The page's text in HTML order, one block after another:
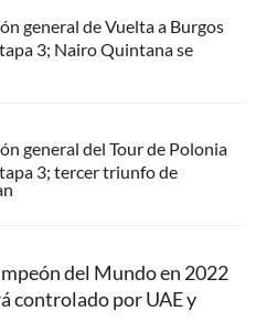
general de Vuelta a Burgos
3; Nairo Quintana se
general del Tour de Polonia
3; tercer triunfo de
del Mundo en 2022
controlado por UAE y